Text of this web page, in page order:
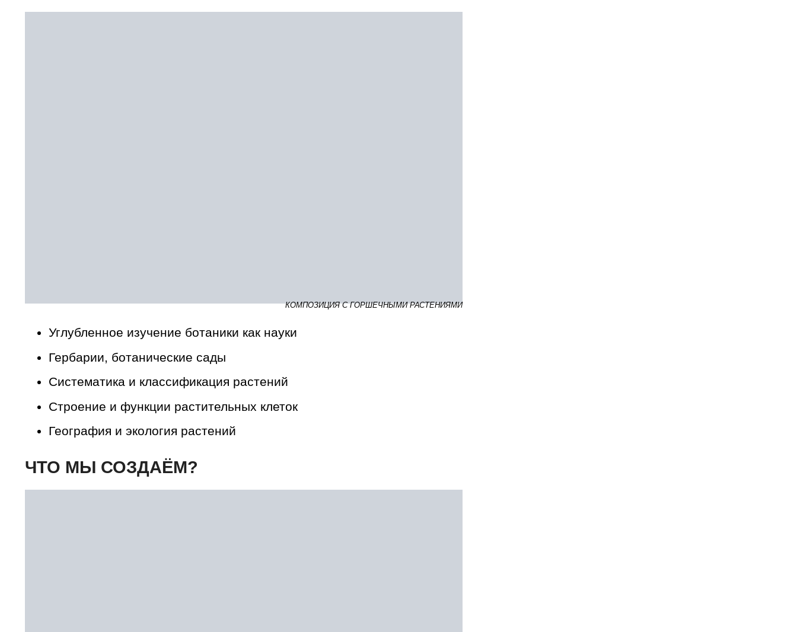
КОМПОЗИЦИЯ С ГОРШЕЧНЫМИ РАСТЕНИЯМИ
Углубленное изучение ботаники как науки
Гербарии, ботанические сады
Систематика и классификация растений
Строение и функции растительных клеток
География и экология растений
ЧТО МЫ СОЗДАЁМ?